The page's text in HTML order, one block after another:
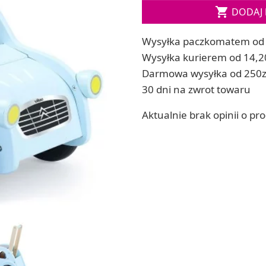
ręcznych
Dodatki: barwniki i zapachy
RZEŹBA, GLINY I ODLEWY
Lepienie i rzeźbienie
Odlewy dekoracyjne
Modelowanie dla dzieci
 DODAJ
Wysyłka paczkomatem od
Wysyłka kurierem od
Darmowa wysyłka od
30 dni na zwrot towaru
Aktualnie brak opinii o